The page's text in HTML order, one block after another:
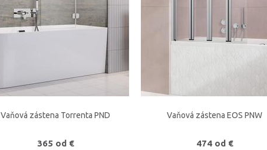
Vaňová zástena Torrenta PND
365 od €
Vaňová zástena EOS PNW
474 od €